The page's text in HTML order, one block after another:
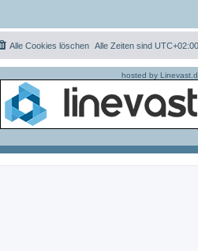
Alle Zeiten sind UTC+02:00
Alle Cookies löschen
hosted by